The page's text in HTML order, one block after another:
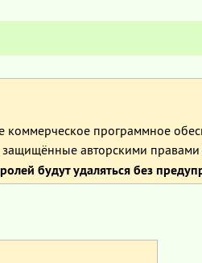
коммерческое программное
авторскими правами
будут удаляться без